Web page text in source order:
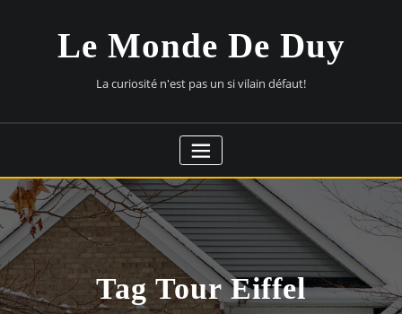
Le Monde De Duy
La curiosité n'est pas un si vilain défaut!
Tag Tour Eiffel